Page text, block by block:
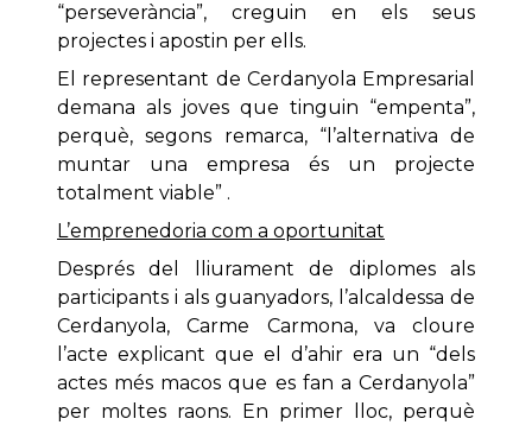
“perseverància”, creguin en els seus
projectes i apostin per ells.
El representant de Cerdanyola Empresarial
demana als joves que tinguin “empenta”,
perquè, segons remarca, “l’alternativa de
muntar una empresa és un projecte
totalment viable” .
L’emprenedoria com a oportunitat
Després del lliurament de diplomes als
participants i als guanyadors, l’alcaldessa de
Cerdanyola, Carme Carmona, va cloure
l’acte explicant que el d’ahir era un “dels
actes més macos que es fan a Cerdanyola”
per moltes raons. En primer lloc, perquè